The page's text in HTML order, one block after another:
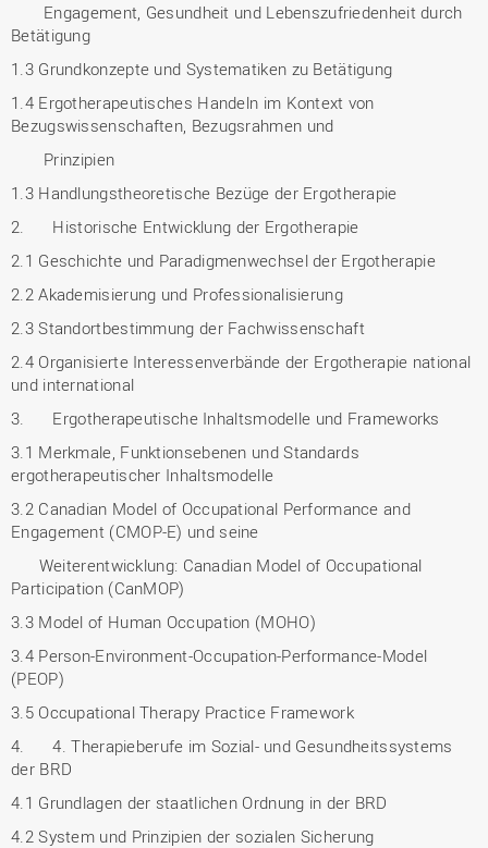
Engagement, Gesundheit und Lebenszufriedenheit durch
Betätigung
1.3 Grundkonzepte und Systematiken zu Betätigung
1.4 Ergotherapeutisches Handeln im Kontext von
Bezugswissenschaften, Bezugsrahmen und
Prinzipien
1.3 Handlungstheoretische Bezüge der Ergotherapie
2. Historische Entwicklung der Ergotherapie
2.1 Geschichte und Paradigmenwechsel der Ergotherapie
2.2 Akademisierung und Professionalisierung
2.3 Standortbestimmung der Fachwissenschaft
2.4 Organisierte Interessenverbände der Ergotherapie national
und international
3. Ergotherapeutische Inhaltsmodelle und Frameworks
3.1 Merkmale, Funktionsebenen und Standards
ergotherapeutischer Inhaltsmodelle
3.2 Canadian Model of Occupational Performance and
Engagement (CMOP-E) und seine
Weiterentwicklung: Canadian Model of Occupational
Participation (CanMOP)
3.3 Model of Human Occupation (MOHO)
3.4 Person-Environment-Occupation-Performance-Model
(PEOP)
3.5 Occupational Therapy Practice Framework
4. 4. Therapieberufe im Sozial- und Gesundheitssystems
der BRD
4.1 Grundlagen der staatlichen Ordnung in der BRD
4.2 System und Prinzipien der sozialen Sicherung